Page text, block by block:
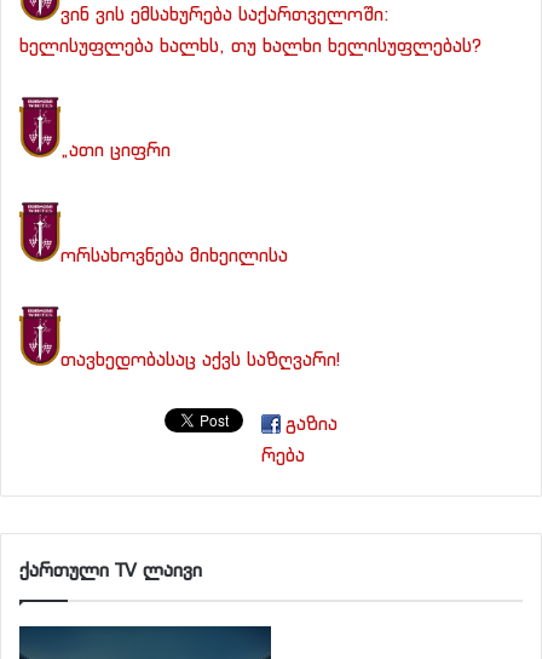
ვინ ვის ემსახურება საქართველოში:
ხელისუფლება ხალხს, თუ ხალხი ხელისუფლებას?
„ათი ციფრი
ორსახოვნება მიხეილისა
თავხედობასაც აქვს საზღვარი!
გაზია
რება
ქართული TV ლაივი